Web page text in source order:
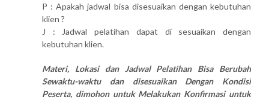
P : Apakah jadwal bisa disesuaikan dengan kebutuhan
klien ?
J : Jadwal pelatihan dapat di sesuaikan dengan
kebutuhan klien.
Materi, Lokasi dan Jadwal Pelatihan Bisa Berubah
Sewaktu-waktu dan disesuaikan Dengan Kondisi
Peserta, dimohon untuk Melakukan Konfirmasi untuk